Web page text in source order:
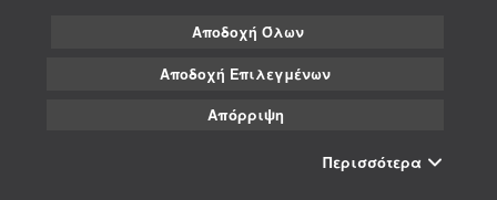
Αποδοχή Όλων
Αποδοχή Επιλεγμένων
Απόρριψη
Περισσότερα